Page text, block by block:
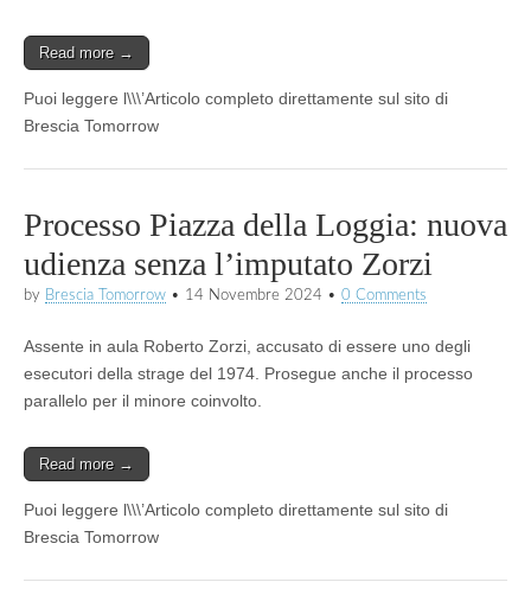
Read more →
Puoi leggere l\\\’Articolo completo direttamente sul sito di
Brescia Tomorrow
Processo Piazza della Loggia: nuova
udienza senza l’imputato Zorzi
by Brescia Tomorrow • 14 Novembre 2024 • 0 Comments
Assente in aula Roberto Zorzi, accusato di essere uno degli
esecutori della strage del 1974. Prosegue anche il processo
parallelo per il minore coinvolto.
Read more →
Puoi leggere l\\\’Articolo completo direttamente sul sito di
Brescia Tomorrow